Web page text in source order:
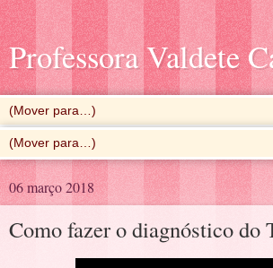
Professora Valdete
06 março 2018
Como fazer o diagnóstico do